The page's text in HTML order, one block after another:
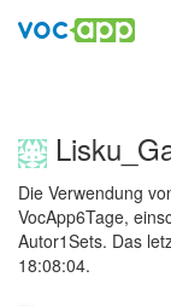
Die Verwendung
VocApp6Tage,
Autor1Sets. Das
18:08:04.